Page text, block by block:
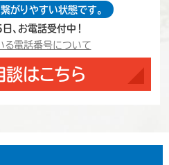
がりやすい状態です。
お電話受付中！
電話番号について
談はこちら